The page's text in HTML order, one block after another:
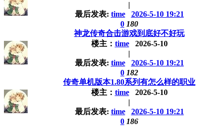
|
最后发表: time
2026-5-10 19:21
0 180
神龙传奇合击游戏到底好不好玩
楼主： time
2026-5-10
|
最后发表: time
2026-5-10 19:21
0 182
传奇单机版本1.80系列有怎么样的职业
楼主： time
2026-5-10
|
最后发表: time
2026-5-10 19:21
0 186